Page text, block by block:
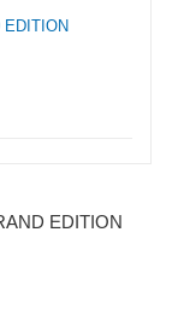
EDITION
EDITION